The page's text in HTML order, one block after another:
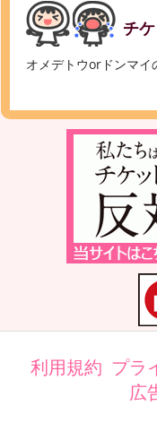
チ
オメデトウorドンマイ
利用規約 プラ
広